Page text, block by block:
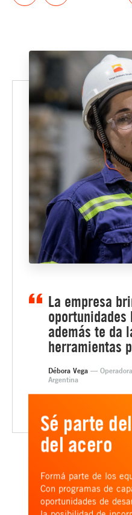
La empresa
además te da
herramientas
Débora Vega —
Argentina
Sé parte
del acero
Formá parte de los
Con programas de
oportunidades de